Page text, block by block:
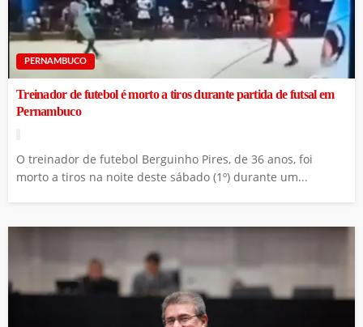
PERNAMBUCO
Treinador de futebol é morto a tiros durante partida de futsal em
Pernambuco
O treinador de futebol Berguinho Pires, de 36 anos, foi
morto a tiros na noite deste sábado (1º) durante um...